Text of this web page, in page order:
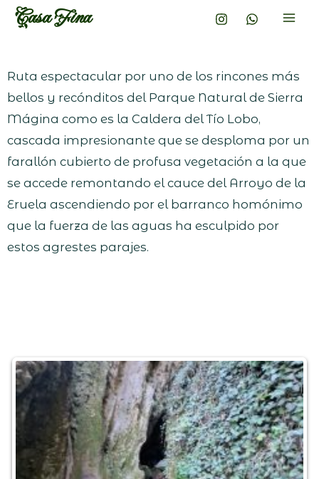
Casa Fina
Ruta espectacular por uno de los rincones más
bellos y recónditos del Parque Natural de Sierra
Mágina como es la Caldera del Tío Lobo,
cascada impresionante que se desploma por un
farallón cubierto de profusa vegetación a la que
se accede remontando el cauce del Arroyo de la
Eruela ascendiendo por el barranco homónimo
que la fuerza de las aguas ha esculpido por
estos agrestes parajes.